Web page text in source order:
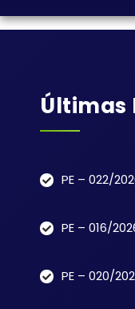
Últimas
PE – 022/
PE – 016/
PE – 020/